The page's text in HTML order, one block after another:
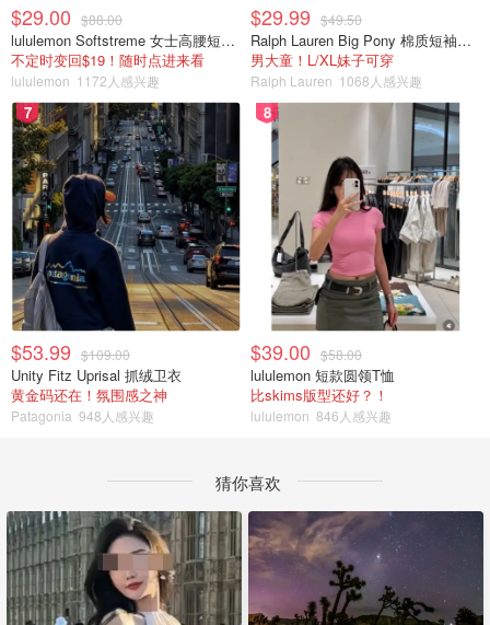
$29.00 $88.00
lululemon Softstreme 女士高腰短裤 10cm
不定时变回$19！随时点进来看
lululemon 1172人感兴趣
$29.99 $49.50
Ralph Lauren Big Pony 棉质短袖T恤
男大童！L/XL妹子可穿
Ralph Lauren 1068人感兴趣
7
$53.99 $109.00
Unity Fitz Uprisal 抓绒卫衣
黄金码还在！氛围感之神
Patagonia 948人感兴趣
8
$39.00 $58.00
lululemon 短款圆领T恤
比skims版型还好？！
lululemon 846人感兴趣
猜你喜欢